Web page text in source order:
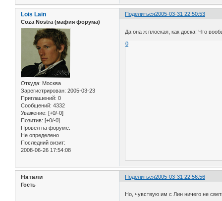
Поделиться2005-03-31 22:50:53
Lois Lain
Coza Nostra (мафия форума)
Откуда: Москва
Зарегистрирован: 2005-03-23
Приглашений: 0
Сообщений: 4332
Уважение: [+0/-0]
Позитив: [+0/-0]
Провел на форуме:
Не определено
Последний визит:
2008-06-26 17:54:08
Да она ж плоская, как доска! Что
0
Поделиться2005-03-31 22:56:56
Натали
Гость
Но, чувствую им с Лин ничего не